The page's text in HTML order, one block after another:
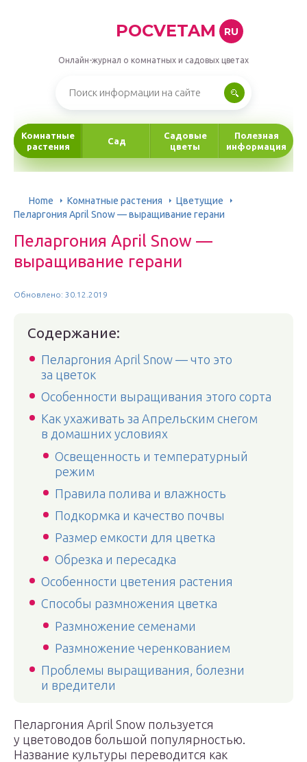
POCVETAM RU
Онлайн-журнал о комнатных и садовых цветах
Комнатные
растения
Сад
Садовые
цветы
Полезная
информация
Home Комнатные растения
Цветущие
Пеларгония April Snow — выращивание герани
Пеларгония April Snow —
выращивание герани
Обновлено: 30.12.2019
Содержание:
Пеларгония April Snow — что это
за цветок
Особенности выращивания этого сорта
Как ухаживать за Апрельским снегом
в домашних условиях
Освещенность и температурный
режим
Правила полива и влажность
Подкормка и качество почвы
Размер емкости для цветка
Обрезка и пересадка
Особенности цветения растения
Способы размножения цветка
Размножение семенами
Размножение черенкованием
Проблемы выращивания, болезни
и вредители
Пеларгония April Snow пользуется
у цветоводов большой популярностью.
Название культуры переводится как